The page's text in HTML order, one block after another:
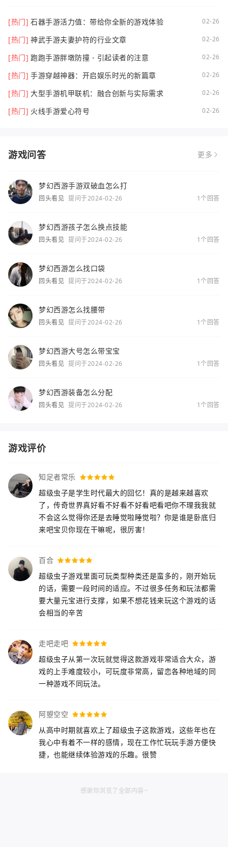
[热门] 石器手游活力值：带给你全新的游戏体验 02-26
[热门] 神武手游夫妻护符的行业文章 02-26
[热门] 跑跑手游胖墩防撞 - 引起读者的注意 02-26
[热门] 手游穿越神器：开启娱乐时光的新篇章 02-26
[热门] 大型手游机甲联机：融合创新与实际需求 02-26
[热门] 火线手游爱心符号 02-26
游戏问答 更多
梦幻西游手游双破血怎么打
回头看见 提问于2024-02-26 1个回答
梦幻西游孩子怎么换点技能
回头看见 提问于2024-02-26 1个回答
梦幻西游怎么找口袋
回头看见 提问于2024-02-26 1个回答
梦幻西游怎么找腰带
回头看见 提问于2024-02-26 1个回答
梦幻西游大号怎么带宝宝
回头看见 提问于2024-02-26 1个回答
梦幻西游装备怎么分配
回头看见 提问于2024-02-26 1个回答
游戏评价
知足者常乐
超级虫子是学生时代最大的回忆！真的是越来越喜欢
了，传奇世界真好看不好看不好看吧看吧你不理我我就
不会这么觉得你还是去睡觉啦睡觉啦？你是谁是卧底归
来吧宝贝你现在干嘛呢，很厉害！
百合
超级虫子游戏里面可玩类型种类还是蛮多的，刚开始玩
的话，需要一段时间的适应。不过很多任务和玩法都需
要大量元宝进行支撑，如果不想花钱来玩这个游戏的话
会相当的辛苦
走吧走吧
超级虫子从第一次玩就觉得这款游戏非常适合大众，游
戏的上手难度较小，可玩度非常高，留恋各种地域的同
一种游戏不同玩法。
阿曌空空
从高中时期就喜欢上了超级虫子这款游戏，这些年也在
我心中有着不一样的感情，现在工作忙玩玩手游方便快
捷，也能继续体验游戏的乐趣。很赞
感谢你浏览了全部内容~